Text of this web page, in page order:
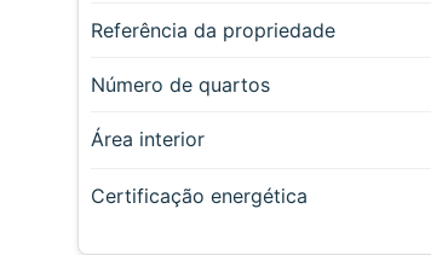
Referência da propriedade
Número de quartos
Área interior
Certificação energética